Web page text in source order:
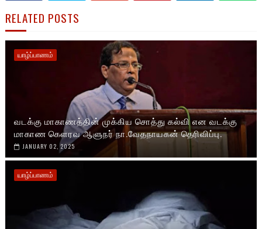
RELATED POSTS
யாழ்ப்பாணம்
வடக்கு மாகாணத்தின் முக்கிய சொத்து கல்வி என வடக்கு
மாகாண கௌரவ ஆளுநர் நா.வேதநாயகன் தெரிவிப்பு.
JANUARY 02, 2025
யாழ்ப்பாணம்